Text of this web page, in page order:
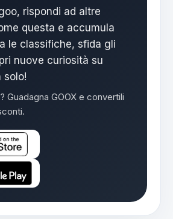
rispondi ad altre
questa e accumula
le classifiche, sfida gli
nuove curiosità su
solo!
Guadagna GOOX e convertili